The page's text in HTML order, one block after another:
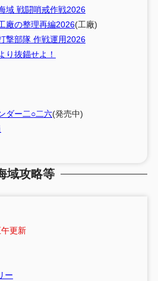
域 戦闘哨戒作戦2026
廠の整理再編2026(工廠)
撃部隊 作戦運用2026
り抜錨せよ！
ダー二○二六(発売中)
域攻略等
更新
ー